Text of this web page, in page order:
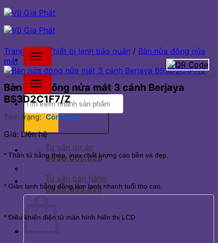
Bỏ
qua
nội
Tìm
kiếm:
Tư vấn dự án
0936.005.828
Tư vấn bán hàng
0936.005.828
Trang chủ Thiết bị lạnh bảo quản / Bàn nửa đông nửa
mát
Bàn nửa đông nửa mát 3 cánh Berjaya
BS3D2C1F7/Z
Tình trạng: Còn hàng
Giá: Liên hệ
* Thân tủ bằng thép, inox chất lượng cao bền và đẹp.
* Giàn lạnh bằng đồng làm lạnh nhanh tuổi thọ cao.
* Điều khiển điện tử màn hình hiển thị LCD.